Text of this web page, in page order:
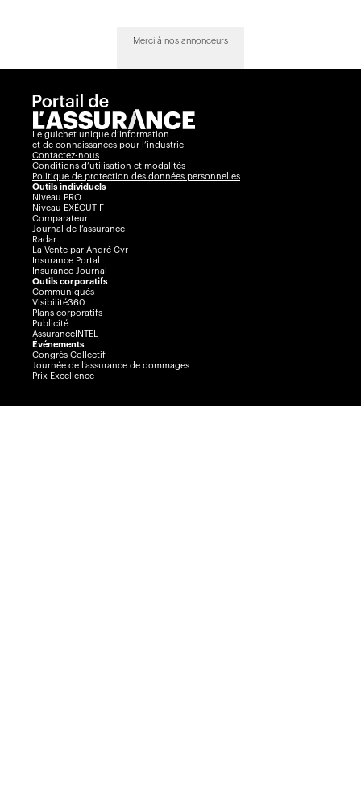
Merci à nos annonceurs
Le guichet unique d’information
et de connaissances pour l’industrie
Contactez-nous
Conditions d’utilisation et modalités
Politique de protection des données personnelles
Outils individuels
Niveau PRO
Niveau EXÉCUTIF
Comparateur
Journal de l’assurance
Radar
La Vente par André Cyr
Insurance Portal
Insurance Journal
Outils corporatifs
Communiqués
Visibilité360
Plans corporatifs
Publicité
AssuranceINTEL
Événements
Congrès Collectif
Journée de l’assurance de dommages
Prix Excellence